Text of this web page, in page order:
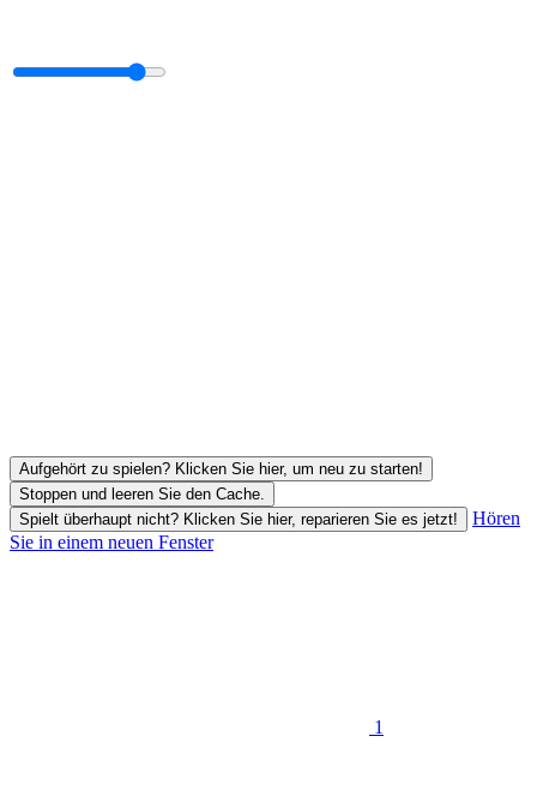
Aufgehört zu spielen? Klicken Sie hier, um neu zu starten!
Stoppen und leeren Sie den Cache.
Spielt überhaupt nicht? Klicken Sie hier, reparieren Sie es jetzt!
Hören
Sie in einem neuen Fenster
1